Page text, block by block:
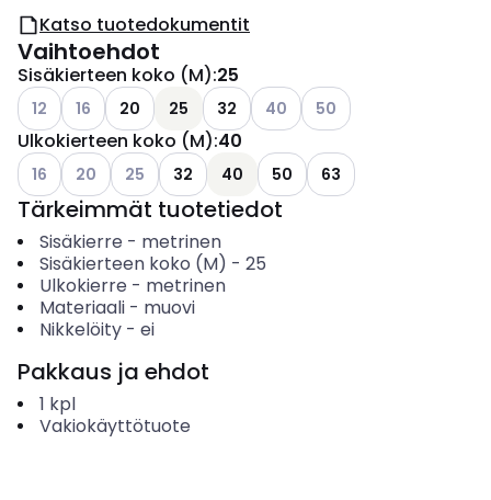
Katso tuotedokumentit
Vaihtoehdot
Sisäkierteen koko (M):25
Katso käytettävissä olevat vaihtoehdot
12 Katso käytettävissä olevat vaihtoehdot
16 20 25 32 Katso käytettävissä olevat
40 Katso käytettävissä
50
Ulkokierteen koko (M):40
Katso käytettävissä olevat vaihtoehdot
16 Katso käytettävissä olevat vaihtoehdot
20 Katso käytettävissä olevat vaihtoehdot
25 32 40 50 63
Tärkeimmät tuotetiedot
Sisäkierre - metrinen
Sisäkierteen koko (M) - 25
Ulkokierre - metrinen
Materiaali- muovi
Nikkelöity- ei
Pakkaus ja ehdot
1 kpl
Vakiokäyttötuote